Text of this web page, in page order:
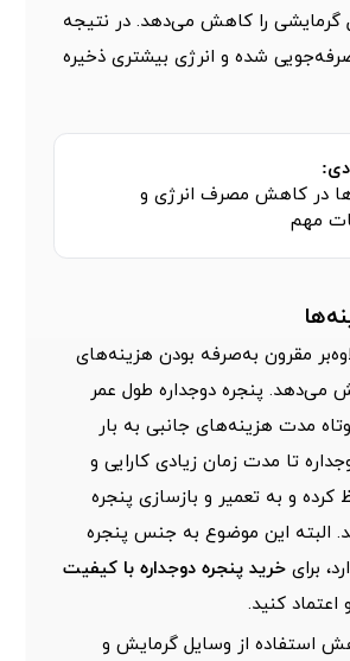
گرمایشی را کاهش می‌دهد. در نتیجه
شده و انرژی بیشتری ذخیره
در کاهش مصرف انرژی و
مهم
مقرون به‌صرفه بودن هزینه‌های
می‌دهد. پنجره دوجداره طول عمر
مدت هزینه‌های جانبی به بار
تا مدت زمان زیادی کارایی و
کرده و به تعمیر و بازسازی پنجره
البته این موضوع به جنس پنجره
برایخرید پنجره دوجداره با کیفیت
اعتماد کنید.
استفاده از وسایل گرمایش و